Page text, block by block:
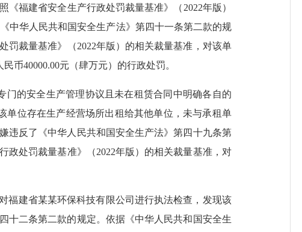
《福建省安全生产行政处罚裁量基准》（ 2022年版）
中华人民共和国安全生产法》第四十一条第二款的规
罚裁量基准》（2022年版）的相关裁量基准，对该单
民币40000.00元（肆万元） 的行政处罚。
的安全生产管理协议且未在租赁合同中明确各自的
单位存在生产经营场所出租给其他单位，未与承租单
违反了《中华人民共和国安全生产法》第四十九条第
政处罚裁量基准》（2022年版）的相关裁量基准， 对
福建省某某环保科技有限公司进行执法检查，发现该
十二条第二款的规定。依据《中华人民共和国安全生